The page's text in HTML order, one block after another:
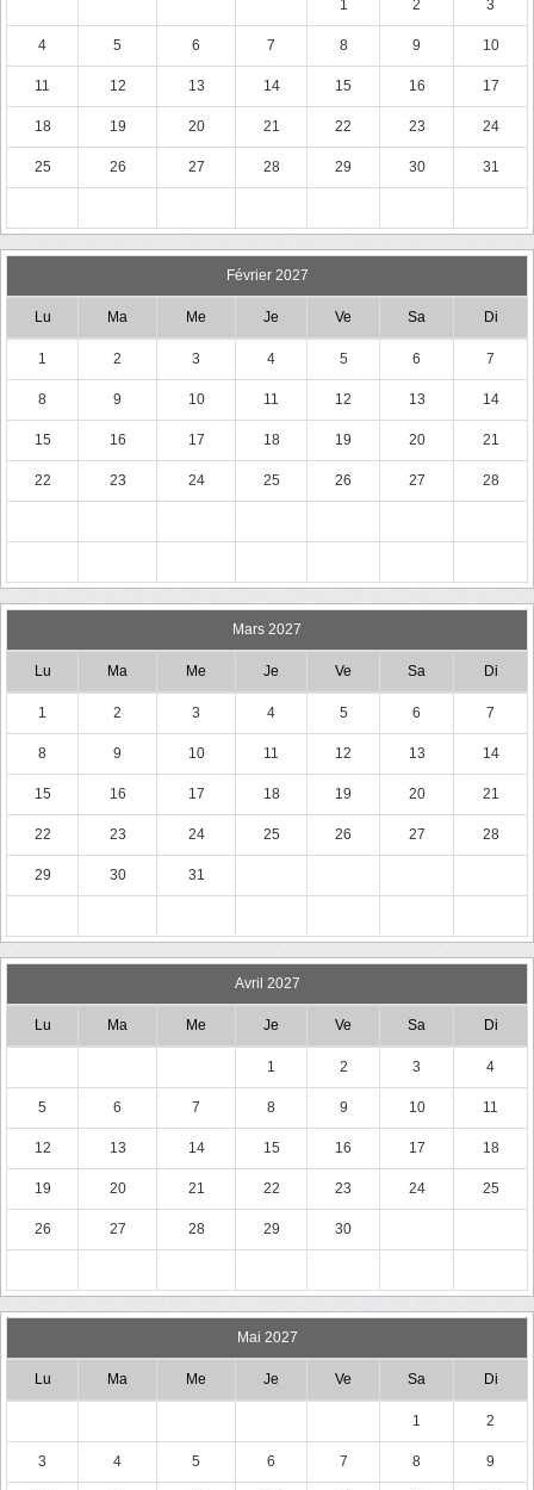
1 2 3
4 5 6 7 8 9 10
11 12 13 14 15 16 17
18 19 20 21 22 23 24
25 26 27 28 29 30 31
Février 2027
Lu Ma Me Je Ve Sa Di
1 2 3 4 5 6 7
8 9 10 11 12 13 14
15 16 17 18 19 20 21
22 23 24 25 26 27 28
Mars 2027
Lu Ma Me Je Ve Sa Di
1 2 3 4 5 6 7
8 9 10 11 12 13 14
15 16 17 18 19 20 21
22 23 24 25 26 27 28
29 30 31
Avril 2027
Lu Ma Me Je Ve Sa Di
1 2 3 4
5 6 7 8 9 10 11
12 13 14 15 16 17 18
19 20 21 22 23 24 25
26 27 28 29 30
Mai 2027
Lu Ma Me Je Ve Sa Di
1 2
3 4 5 6 7 8 9